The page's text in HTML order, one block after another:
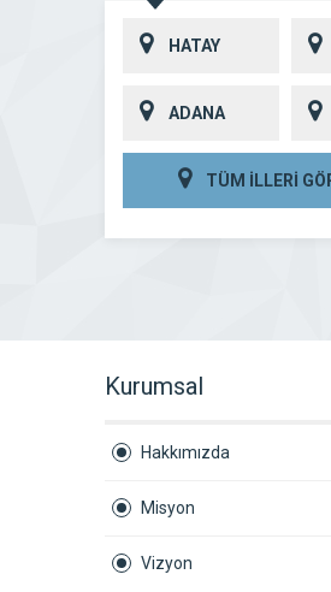
HATAY
ADANA
TÜM İLLERİ
Kurumsal
Hakkımızda
Misyon
Vizyon